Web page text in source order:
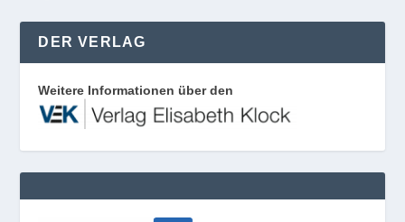
DER VERLAG
Weitere Informationen über den